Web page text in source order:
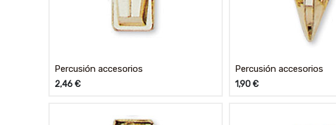
Percusión accesorios
2,46€
Percusión accesorios
1,90€